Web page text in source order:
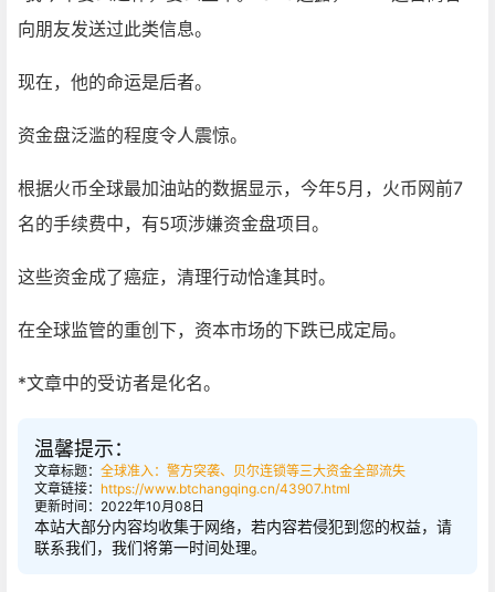
向朋友发送过此类信息。
现在，他的命运是后者。
资金盘泛滥的程度令人震惊。
根据火币全球最加油站的数据显示，今年5月，火币网前7
名的手续费中，有5项涉嫌资金盘项目。
这些资金成了癌症，清理行动恰逢其时。
在全球监管的重创下，资本市场的下跌已成定局。
*文章中的受访者是化名。
温馨提示：
文章标题： 全球准入：警方突袭、贝尔连锁等三大资金全部流失
文章链接： https://www.btchangqing.cn/43907.html
更新时间：2022年10月08日
本站大部分内容均收集于网络，若内容若侵犯到您的权益，请
联系我们，我们将第一时间处理。